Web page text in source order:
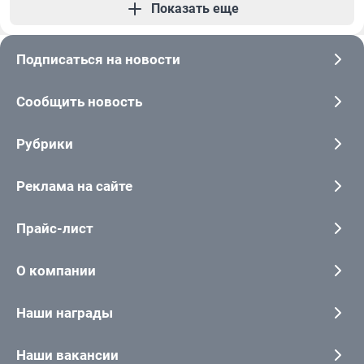
Показать еще
Подписаться на новости
Сообщить новость
Рубрики
Реклама на сайте
Прайс-лист
О компании
Наши награды
Наши вакансии